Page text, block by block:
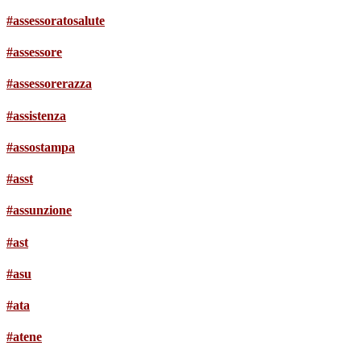
#assessoratosalute
#assessore
#assessorerazza
#assistenza
#assostampa
#asst
#assunzione
#ast
#asu
#ata
#atene